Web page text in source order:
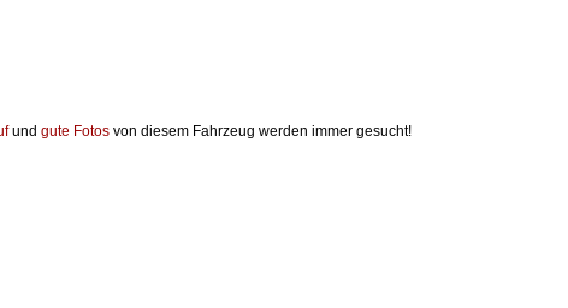
und gute Fotos von diesem Fahrzeug werden immer gesucht!